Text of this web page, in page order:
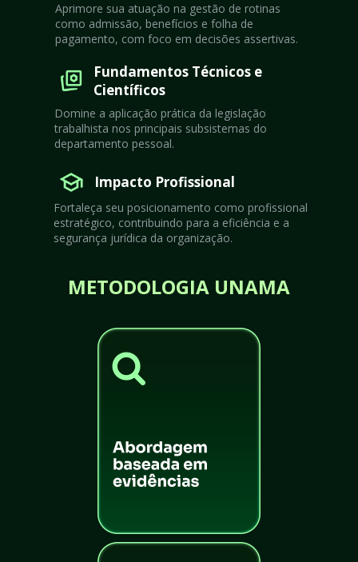
Fundamentos Técnicos e
Científicos
Impacto Profissional
Aprimore sua atuação na gestão de rotinas
como admissão, benefícios e folha de
pagamento, com foco em decisões assertivas.
Domine a aplicação prática da legislação
trabalhista nos principais subsistemas do
departamento pessoal.
Fortaleça seu posicionamento como profissional
estratégico, contribuindo para a eficiência e a
segurança jurídica da organização.
METODOLOGIA UNAMA